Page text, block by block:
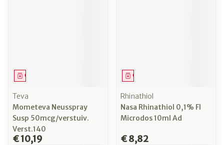
Geneesmiddel
Teva
Mometeva Neusspray
Susp 50mcg/verstuiv.
Verst.140
€ 10,19
Geneesmiddel
Rhinathiol
Nasa Rhinathiol 0,1% Fl
Microdos 10ml Ad
€ 8,82